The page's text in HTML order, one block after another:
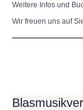
Weitere Infos und
Wir freuen uns auf